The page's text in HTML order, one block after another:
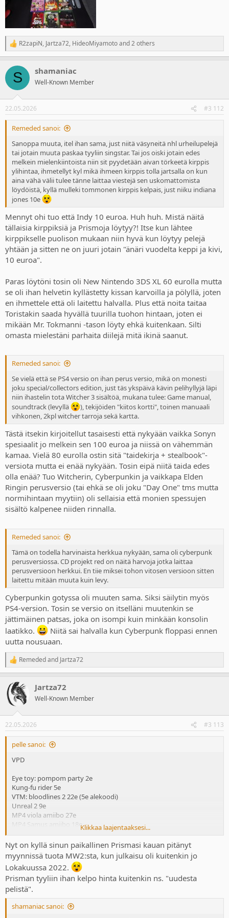
R
e
c
i
s
:
R2zapiN, Jartza72, HideoMiyamotoand 2 others
S shamaniac
Well-Known Member
22.05.2026 #3 112
Remeded sanoi:
Sanoppa muuta, itel ihan sama, just niitä väsyneitä nhl urheilupelejä
tai jotain muuta paskaa tyyliin singstar. Tai jos oiski jotain edes
melkein mielenkiintoista niin sit pyydetään aivan törkeetä kirppis
ylihintaa, ihmetellyt kyl mikä ihmeen kirppis tolla jartsalla on kun
aina vähä välii tulee tänne laittaa viestejä sen uskomattomista
löydöistä, kyllä mulleki tommonen kirppis kelpais, just niiku indiana
jones 10e
Mennyt ohi tuo että Indy 10 euroa. Huh huh. Mistä näitä
tällaisia kirppiksiä ja Prismoja löytyy?! Itse kun lähtee
kirppikselle puolison mukaan niin hyvä kun löytyy pelejä
yhtään ja sitten ne on juuri jotain "änäri vuodelta keppi ja kivi,
10 euroa".
Paras löytöni tosin oli New Nintendo 3DS XL 60 eurolla mutta
se oli ihan helvetin kyllästetty kissan karvoilla ja pölyllä, joten
en ihmettele että oli laitettu halvalla. Plus että noita taitaa
Toristakin saada hyvällä tuurilla tuohon hintaan, joten ei
mikään Mr. Tokmanni -tason löyty ehkä kuitenkaan. Silti
omasta mielestäni parhaita diilejä mitä ikinä saanut.
Remeded sanoi:
Se vielä että se PS4 versio on ihan perus versio, mikä on monesti
joku special/collectors edition, just täs ykspäivä kävin pelihyllyjä läpi
niin ihastelin tota Witcher 3 sisältöä, mukana tulee: Game manual,
soundtrack (levyllä
), tekijöiden "kiitos kortti", toinen manuaali
vihkonen, 2kpl witcher tarroja sekä kartta.
Tästä itsekin kirjoitellut tasaisesti että nykyään vaikka Sonyn
spesiaalit jo melkein sen 100 euroa ja niissä on vähemmän
kamaa. Vielä 80 eurolla ostin sitä "taidekirja + stealbook"-
versiota mutta ei enää nykyään. Tosin eipä niitä taida edes
olla enää? Tuo Witcherin, Cyberpunkin ja vaikkapa Elden
Ringin perusversio (tai ehkä se oli joku "Day One" tms mutta
normihintaan myytiin) oli sellaisia että monien spessujen
sisältö kalpenee niiden rinnalla.
Remeded sanoi:
Tämä on todella harvinaista herkkua nykyään, sama oli cyberpunk
perusversiossa. CD projekt red on näitä harvoja jotka laittaa
perusversioon herkkui. En tiie miksei tohon vitosen versioon sitten
laitettu mitään muuta kuin levy.
Cyberpunkin gotyssa oli muuten sama. Siksi säilytin myös
PS4-version. Tosin se versio on itselläni muutenkin se
jättimäinen patsas, joka on isompi kuin minkään konsolin
laatikko.
Niitä sai halvalla kun Cyberpunk floppasi ennen
uutta nousuaan.
R
e
c
t
i
n
s
:
Remededand Jartza72
Jartza72
Well-Known Member
22.05.2026 #3 113
pelle sanoi:
VPD
Eye toy: pompom party 2e
Kung-fu rider 5e
VTM: bloodlines 2 22e (5e alekoodi)
Unreal 2 9e
MP4 viola amiibo 27e
MP4 Samus amiibo 18e
Verkkis
Asus cobble ssd usb kotelo 25e
Proshop
Kingston 1t ssd 160e
Prisma
Modern warfare 2 remaster 8.5e
Klikkaa laajentaaksesi...
Nyt on kyllä sinun paikallinen Prismasi kauan pitänyt
myynnissä tuota MW2:sta, kun julkaisu oli kuitenkin jo
Lokakuussa 2022.
Prisman tyyliin ihan kelpo hinta kuitenkin ns. "uudesta
pelistä".
shamaniac sanoi: